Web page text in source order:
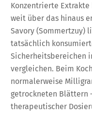
Konzentrierte
weit über das hinaus
Savory (Sommertzuy)
tatsächlich
Sicherheitsbereichen
vergleichen. Beim
normalerweise
getrockneten
therapeutischer